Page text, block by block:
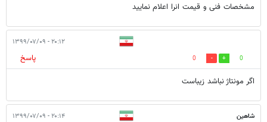
مشخصات فنی و قیمت انرا اعلام نمایید
۲۰:۱۲ - ۱۳۹۹/۰۷/۰۹
0
0
پاسخ
اگر مونتاژ نباشد زیباست
شاهین ۲۰:۱۴ - ۱۳۹۹/۰۷/۰۹